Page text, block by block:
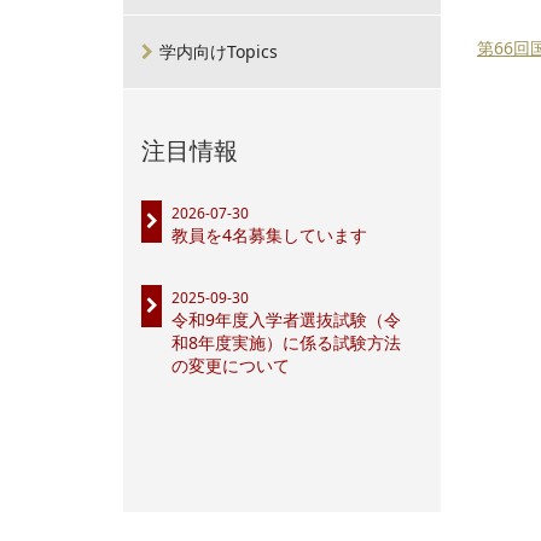
第66回
学内向けTopics
注目情報
2026-07-30
教員を4名募集しています
2025-09-30
令和9年度入学者選抜試験（令
和8年度実施）に係る試験方法
の変更について